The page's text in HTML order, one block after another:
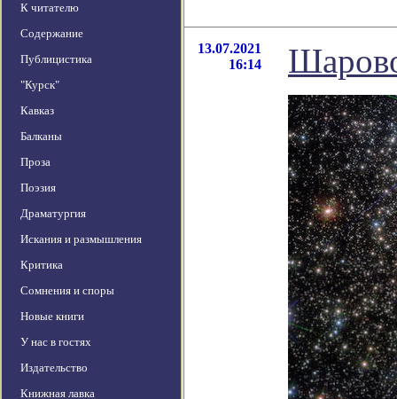
К читателю
Содержание
Публицистика
"Курск"
Кавказ
Балканы
Проза
Поэзия
Драматургия
Искания и размышления
Критика
Сомнения и споры
Новые книги
У нас в гостях
Издательство
Книжная лавка
13.07.2021
16:14